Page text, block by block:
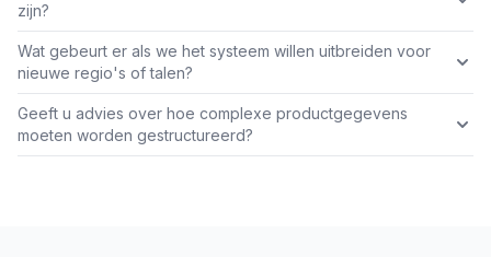
zijn?
Wat gebeurt er als we het systeem willen uitbreiden voor
nieuwe regio's of talen?
Geeft u advies over hoe complexe productgegevens
moeten worden gestructureerd?